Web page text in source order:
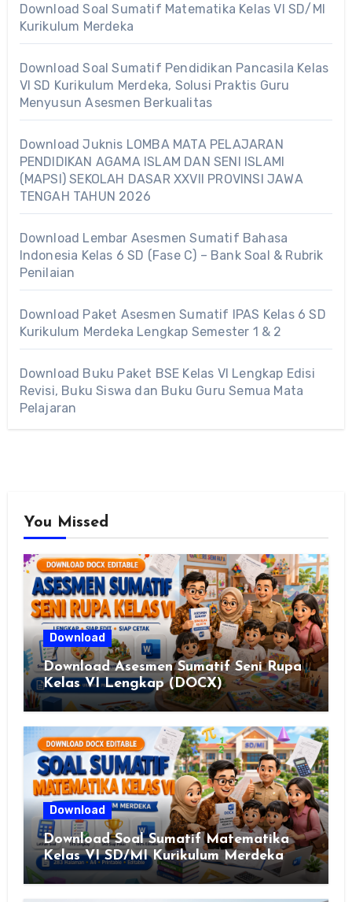
Download Soal Sumatif Matematika Kelas VI SD/MI
Kurikulum Merdeka
Download Soal Sumatif Pendidikan Pancasila Kelas
VI SD Kurikulum Merdeka, Solusi Praktis Guru
Menyusun Asesmen Berkualitas
Download Juknis LOMBA MATA PELAJARAN
PENDIDIKAN AGAMA ISLAM DAN SENI ISLAMI
(MAPSI) SEKOLAH DASAR XXVII PROVINSI JAWA
TENGAH TAHUN 2026
Download Lembar Asesmen Sumatif Bahasa
Indonesia Kelas 6 SD (Fase C) – Bank Soal & Rubrik
Penilaian
Download Paket Asesmen Sumatif IPAS Kelas 6 SD
Kurikulum Merdeka Lengkap Semester 1 & 2
Download Buku Paket BSE Kelas VI Lengkap Edisi
Revisi, Buku Siswa dan Buku Guru Semua Mata
Pelajaran
You Missed
Download
Download Asesmen Sumatif Seni Rupa
Kelas VI Lengkap (DOCX)
Download
Download Soal Sumatif Matematika
Kelas VI SD/MI Kurikulum Merdeka